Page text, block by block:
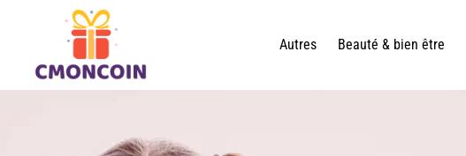
Autres Beauté & bien être